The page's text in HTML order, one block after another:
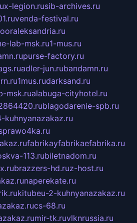
x-legion.rusib-archives.ru
venda-festival.ru
lab-msk.ru1-mus.ru
purse-factory.ru
adler-jun.rubandamn.ru
1mus.rudarksand.ru
msk.rualabuga-cityhotel.ru
blagodarenie-spb.ru
fabrikayfabrikaefabrika.ru
113.rubiletnadom.ru
brazzers-hd.ruz-host.ru
naperekate.ru
kitubeu-2-kuhnyanazakaz.ru
cs-68.ru
mir-tk.ruvlknrussia.ru